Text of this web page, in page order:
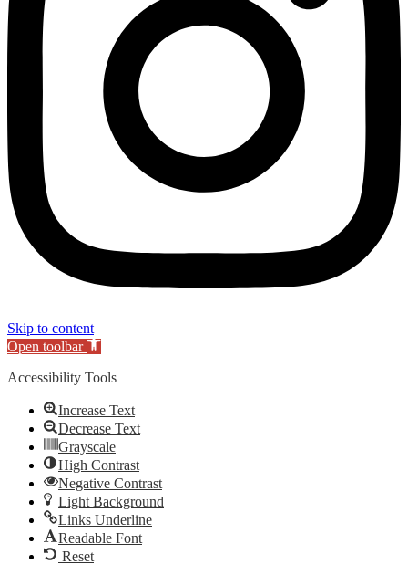
Skip to content
Open toolbar
Accessibility Tools
Increase Text
Decrease Text
Grayscale
High Contrast
Negative Contrast
Light Background
Links Underline
Readable Font
Reset